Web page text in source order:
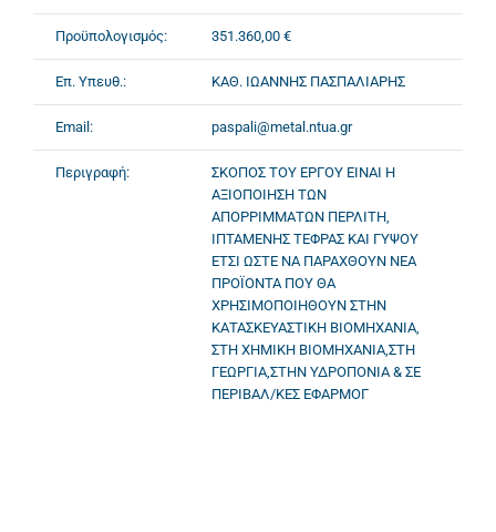
Προϋπολογισμός: 351.360,00 €
Επ. Υπευθ.: ΚΑΘ. ΙΩΑΝΝΗΣ ΠΑΣΠΑΛΙΑΡΗΣ
Email: paspali@metal.ntua.gr
Περιγραφή:
ΣΚΟΠΟΣ ΤΟΥ ΕΡΓΟΥ ΕΙΝΑΙ Η
ΑΞΙΟΠΟΙΗΣΗ ΤΩΝ
ΑΠΟΡΡΙΜΜΑΤΩΝ ΠΕΡΛΙΤΗ,
ΙΠΤΑΜΕΝΗΣ ΤΕΦΡΑΣ ΚΑΙ ΓΥΨΟΥ
ΕΤΣΙ ΩΣΤΕ ΝΑ ΠΑΡΑΧΘΟΥΝ ΝΕΑ
ΠΡΟΪΟΝΤΑ ΠΟΥ ΘΑ
ΧΡΗΣΙΜΟΠΟΙΗΘΟΥΝ ΣΤΗΝ
ΚΑΤΑΣΚΕΥΑΣΤΙΚΗ ΒΙΟΜΗΧΑΝΙΑ,
ΣΤΗ ΧΗΜΙΚΗ ΒΙΟΜΗΧΑΝΙΑ,ΣΤΗ
ΓΕΩΡΓΙΑ,ΣΤΗΝ ΥΔΡΟΠΟΝΙΑ & ΣΕ
ΠΕΡΙΒΑΛ/ΚΕΣ ΕΦΑΡΜΟΓ